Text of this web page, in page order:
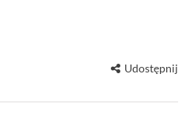
Udostępnij